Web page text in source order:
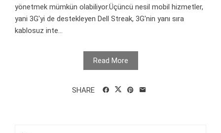
yönetmek mümkün olabiliyor.Üçüncü nesil mobil hizmetler,
yani 3G'yi de destekleyen Dell Streak, 3G'nin yanı sıra
kablosuz inte...
Read More
SHARE